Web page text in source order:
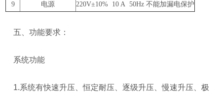
9
电源 220V±10% 10 A 50Hz 不能加漏电保护
五、功能要求：
系统功能
1.系统有快速升压、恒定耐压、逐级升压、慢速升压、极